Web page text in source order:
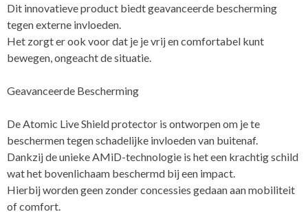
Dit innovatieve product biedt geavanceerde bescherming
tegen externe invloeden.
Het zorgt er ook voor dat je je vrij en comfortabel kunt
bewegen, ongeacht de situatie.
Geavanceerde Bescherming
De Atomic Live Shield protector is ontworpen om je te
beschermen tegen schadelijke invloeden van buitenaf.
Dankzij de unieke AMiD-technologie is het een krachtig schild
wat het bovenlichaam beschermd bij een impact.
Hierbij worden geen zonder concessies gedaan aan mobiliteit
of comfort.